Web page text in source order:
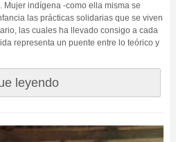
Mujer indígena -como ella misma se
las prácticas solidarias que se viven
las cuales ha llevado consigo a cada
representa un puente entre lo teórico y
leyendo